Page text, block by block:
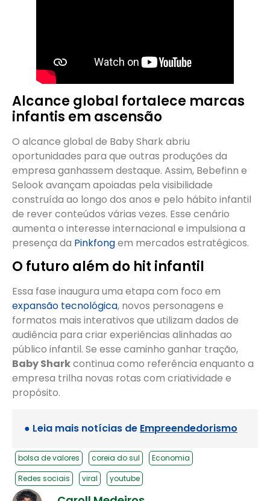
Alcance global fortalece marcas
infantis em ascensão
O alcance global de Baby Shark abriu
oportunidades para que outras produções da
empresa ganhassem destaque. Assim, Bebefinn e
Selook avançam apoiadas pela visibilidade
construída ao longo dos anos e pelo hábito infantil
de rever conteúdos várias vezes. Esse cenário
aumenta o interesse internacional e impulsiona a
presença da Pinkfongem mercados estratégicos.
O futuro além do hit infantil
Essa fase inaugura uma etapa com foco em
expansão tecnológica, novos personagens e
formatos mais interativos que utilizam dados de
audiência para criar experiências alinhadas ao
público infantil. Se esse caminho ganhar tração,
Baby Sharkcontinua como referência enquanto a
empresa trilha novas rotas com criatividade e
propósito.
● Leia mais notícias de Empreendedorismo
bolsa de valores coreia do sul
Economia
Redes sociais
viral youtube